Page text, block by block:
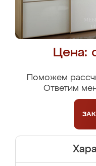
Цена:
Поможем
Ответим